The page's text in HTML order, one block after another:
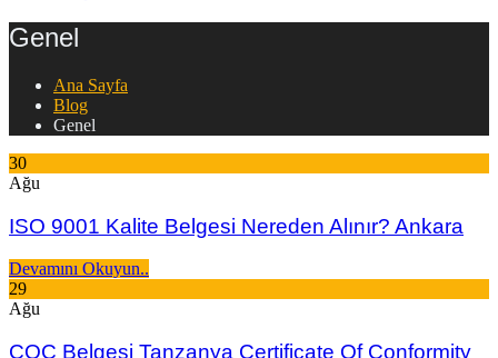
Genel
Ana Sayfa
Blog
Genel
30
Ağu
ISO 9001 Kalite Belgesi Nereden Alınır? Ankara
Devamını Okuyun..
29
Ağu
COC Belgesi Tanzanya Certificate Of Conformity